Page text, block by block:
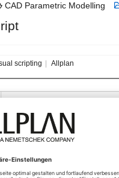
CAD Parametric Modelling
scripting Allplan
Why isn't there any PAN